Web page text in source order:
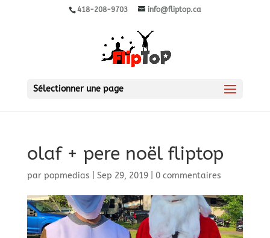
418-208-9703 info@fliptop.ca
Sélectionner une page
olaf + pere noël fliptop
par popmedias Sep 29, 2019| 0 commentaires